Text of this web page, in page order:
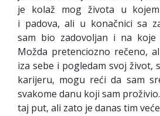
je kolaž mog života u
i padova, ali u konačnici sa
sam bio zadovoljan i na koje
Možda pretenciozno rečeno,
iza sebe i pogledam svoj život,
karijeru, mogu reći da sam
svakome danu koji sam
taj put, ali zato je danas tim